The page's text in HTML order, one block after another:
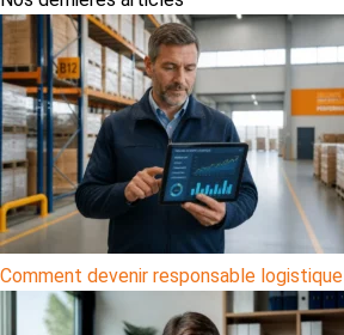
Comment devenir responsable logistique